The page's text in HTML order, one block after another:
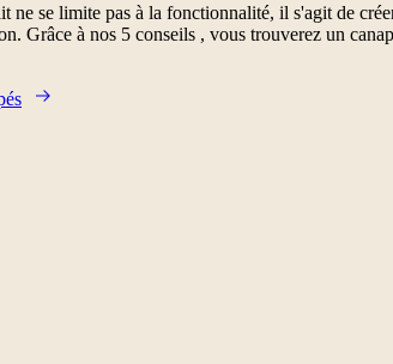
ne se limite pas à la fonctionnalité, il s'agit de
Grâce à nos 5 conseils , vous trouverez un